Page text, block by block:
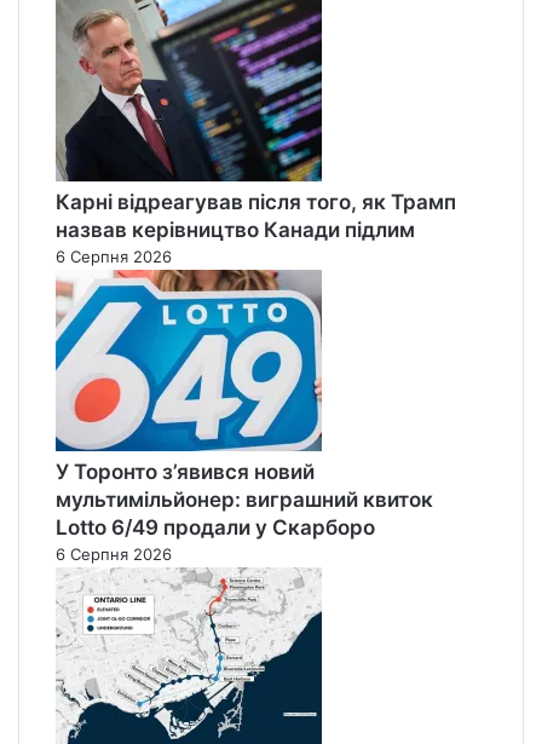
Карні відреагував після того, як Трамп
назвав керівництво Канади підлим
6 Серпня 2026
У Торонто з’явився новий
мультимільйонер: виграшний квиток
Lotto 6/49 продали у Скарборо
6 Серпня 2026